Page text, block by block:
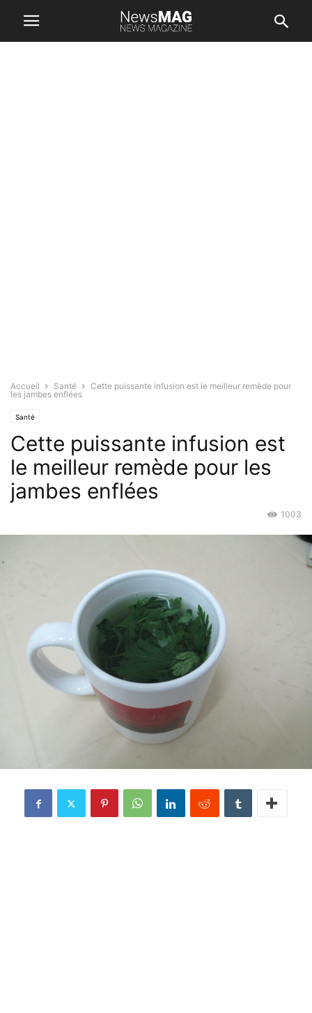
Accueil Santé
Cette puissante infusion est le meilleur remède pour
les jambes enflées
Santé
Cette puissante infusion est
le meilleur remède pour les
jambes enflées
1003